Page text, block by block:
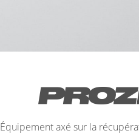
Équipement axé sur la